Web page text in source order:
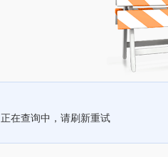
正在查询中，请刷新重试